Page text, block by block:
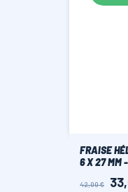
FRAISE
6 X 27 MM
Prix
42,00 € Prix